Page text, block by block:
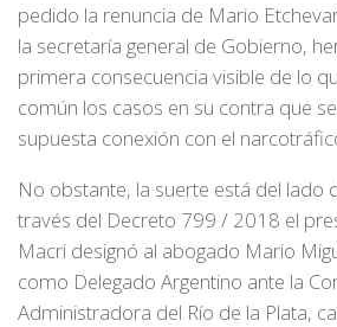
pedido la renuncia de Mario
la secretaría general de Gobierno,
primera consecuencia visible de lo
común los casos en su contra que
supuesta conexión con el
No obstante, la suerte está del lado
través del Decreto 799 / 2018 el
Macri designó al abogado Mario
como Delegado Argentino ante la
Administradora del Río de la Plata,